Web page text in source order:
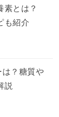
素とは？
も紹介
？糖質や
説